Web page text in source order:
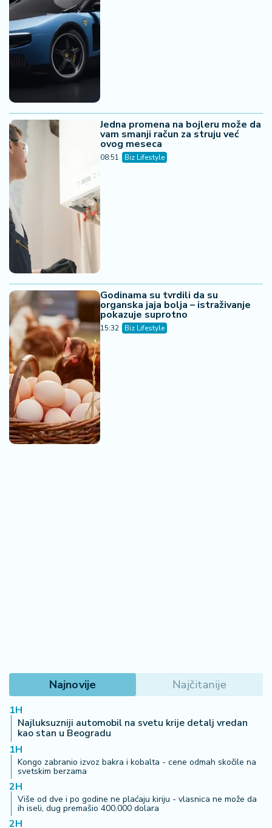
Jedna promena na bojleru može da
vam smanji račun za struju već
ovog meseca
08:51 Biz Lifestyle
Godinama su tvrdili da su
organska jaja bolja – istraživanje
pokazuje suprotno
15:32 Biz Lifestyle
Najnovije Najčitanije
1H
Najluksuzniji automobil na svetu krije detalj vredan
kao stan u Beogradu
1H
Kongo zabranio izvoz bakra i kobalta - cene odmah skočile na
svetskim berzama
2H
Više od dve i po godine ne plaćaju kiriju - vlasnica ne može da
ih iseli, dug premašio 400.000 dolara
2H